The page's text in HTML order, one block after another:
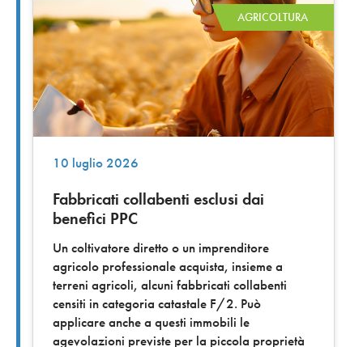
AGRICOLTURA
10 luglio 2026
Fabbricati collabenti esclusi dai
benefici PPC
Un coltivatore diretto o un imprenditore
agricolo professionale acquista, insieme a
terreni agricoli, alcuni fabbricati collabenti
censiti in categoria catastale F/2. Può
applicare anche a questi immobili le
agevolazioni previste per la piccola proprietà